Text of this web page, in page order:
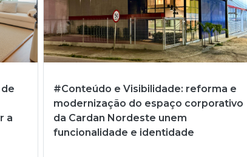
a
#Conteúdo e Visibilidade: reforma e
modernização do espaço corporativo
da Cardan Nordeste unem
funcionalidade e identidade